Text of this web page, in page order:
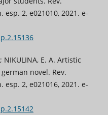
esp. 2, e021010, 2021. e-
NIKULINA, E. A. Artistic
novel. Rev.
esp. 2, e021016, 2021. e-